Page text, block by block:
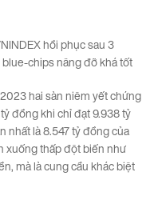
hồi phục sau 3
chips nâng đỡ khá tốt
hai sàn niêm yết chứng
đồng khi chỉ đạt 9.938 tỷ
nhất là 8.547 tỷ đồng của
xuống thấp đột biến như
mà là cung cầu khác biệt